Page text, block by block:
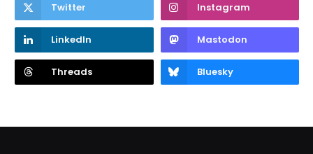
Twitter Instagram
LinkedIn Mastodon
Threads Bluesky